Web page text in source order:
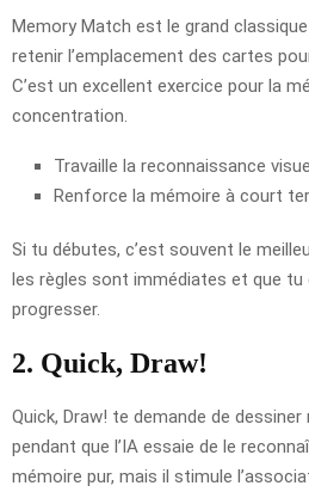
Memory Match est le grand
retenir l’emplacement des cartes
C’est un excellent exercice pour la
concentration.
Travaille la reconnaissance
Renforce la mémoire à court
Si tu débutes, c’est souvent le
les règles sont immédiates et que
progresser.
2. Quick, Draw!
Quick, Draw! te demande de
pendant que l’IA essaie de le
mémoire pur, mais il stimule